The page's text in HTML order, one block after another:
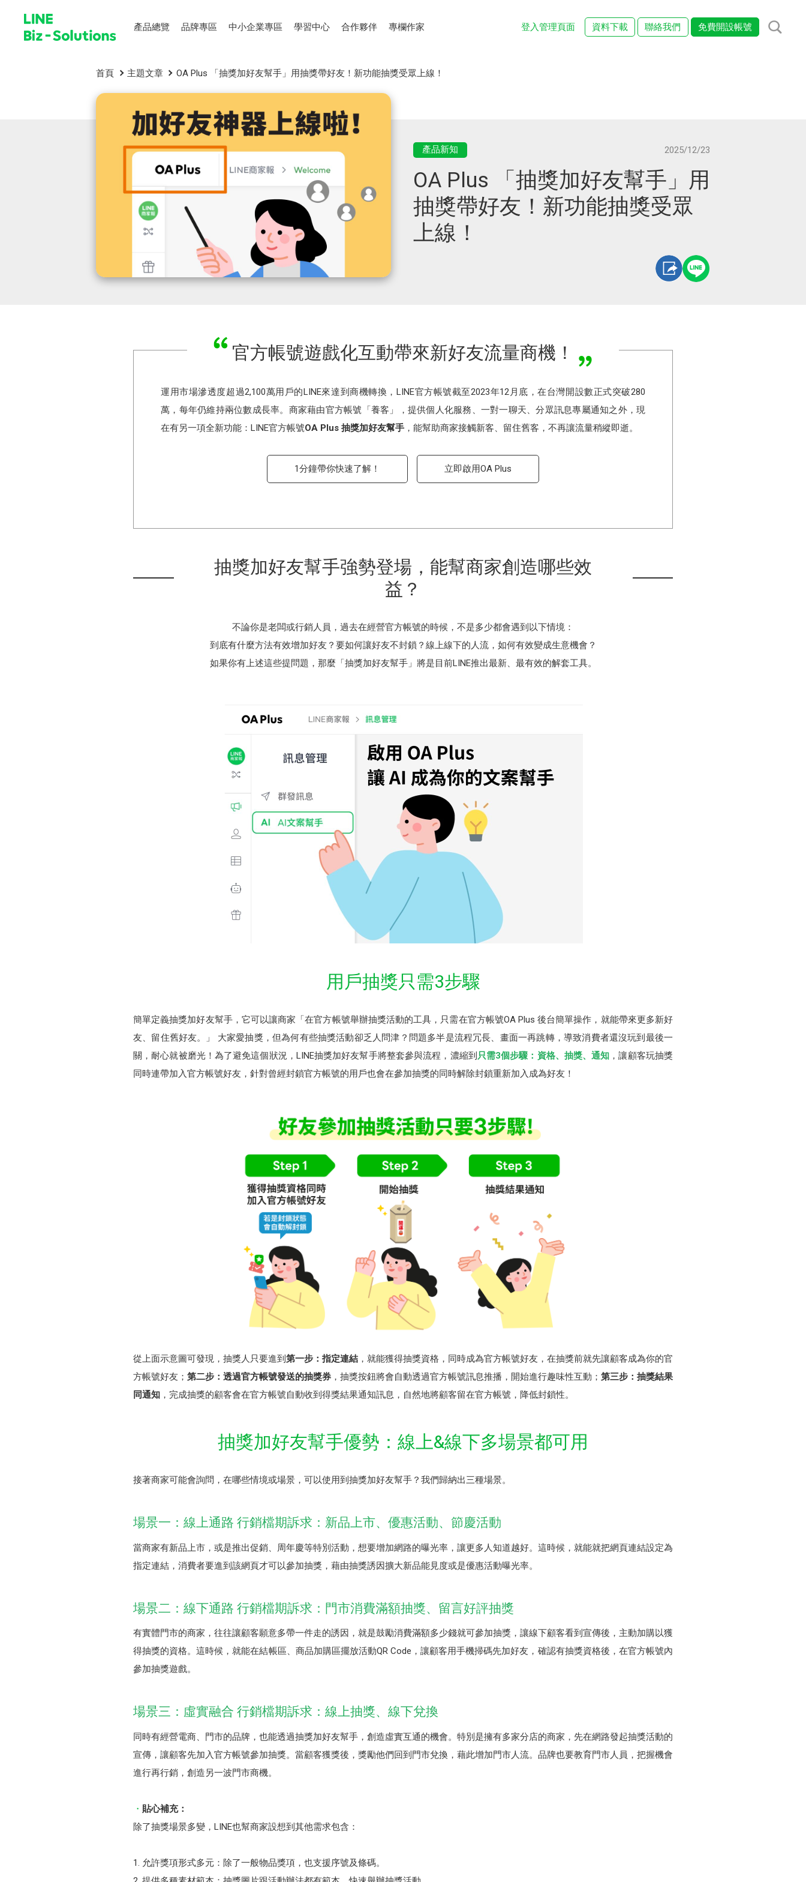
產品總覽 品牌專區 中小企業專區 學習中心 合作夥伴 專欄作家 登入管理頁面 資料下載 聯絡我們 免費開設帳號
首頁 主題文章 OA Plus 「抽獎加好友幫手」用抽獎帶好友！新功能抽獎受眾上線！
產品新知 2025/12/23
OA Plus 「抽獎加好友幫手」用
抽獎帶好友！新功能抽獎受眾
上線！
官方帳號遊戲化互動帶來新好友流量商機！
運用市場滲透度超過2,100萬用戶的LINE來達到商機轉換，LINE官方帳號截至2023年12月底，在台灣開設數正式突破280
萬，每年仍維持兩位數成長率。商家藉由官方帳號「養客」，提供個人化服務、一對一聊天、分眾訊息專屬通知之外，現
在有另一項全新功能：LINE官方帳號OA Plus 抽獎加好友幫手 ，能幫助商家接觸新客、留住舊客，不再讓流量稍縱即逝。
1分鐘帶你快速了解！ 立即啟用OA Plus
抽獎加好友幫手強勢登場，能幫商家創造哪些效
益？
不論你是老闆或行銷人員，過去在經營官方帳號的時候，不是多少都會遇到以下情境：
到底有什麼方法有效增加好友？要如何讓好友不封鎖？線上線下的人流，如何有效變成生意機會？
如果你有上述這些提問題，那麼「抽獎加好友幫手」將是目前LINE推出最新、最有效的解套工具。
用戶抽獎只需3步驟
簡單定義抽獎加好友幫手，它可以讓商家「在官方帳號舉辦抽獎活動的工具，只需在官方帳號OA Plus 後台簡單操作，就能帶來更多新好
友、留住舊好友。」 大家愛抽獎，但為何有些抽獎活動卻乏人問津？問題多半是流程冗長、畫面一再跳轉，導致消費者還沒玩到最後一
關，耐心就被磨光！為了避免這個狀況，LINE抽獎加好友幫手將整套參與流程，濃縮到 只需3個步驟：資格、抽獎、通知 ，讓顧客玩抽獎
同時連帶加入官方帳號好友，針對曾經封鎖官方帳號的用戶也會在參加抽獎的同時解除封鎖重新加入成為好友！
從上面示意圖可發現，抽獎人只要進到 第一步：指定連結 ，就能獲得抽獎資格，同時成為官方帳號好友，在抽獎前就先讓顧客成為你的官
方帳號好友； 第二步：透過官方帳號發送的抽獎券 ，抽獎按鈕將會自動透過官方帳號訊息推播，開始進行趣味性互動； 第三步：抽獎結果
同通知 ，完成抽獎的顧客會在官方帳號自動收到得獎結果通知訊息，自然地將顧客留在官方帳號，降低封鎖性。
抽獎加好友幫手優勢：線上&線下多場景都可用
接著商家可能會詢問，在哪些情境或場景，可以使用到抽獎加好友幫手？我們歸納出三種場景。
場景一：線上通路 行銷檔期訴求：新品上市、優惠活動、節慶活動
當商家有新品上市，或是推出促銷、周年慶等特別活動，想要增加網路的曝光率，讓更多人知道越好。這時候，就能就把網頁連結設定為
指定連結，消費者要進到該網頁才可以參加抽獎，藉由抽獎誘因擴大新品能見度或是優惠活動曝光率。
場景二：線下通路 行銷檔期訴求：門市消費滿額抽獎、留言好評抽獎
有實體門市的商家，往往讓顧客願意多帶一件走的誘因，就是鼓勵消費滿額多少錢就可參加抽獎，讓線下顧客看到宣傳後，主動加購以獲
得抽獎的資格。這時候，就能在結帳區、商品加購區擺放活動QR Code，讓顧客用手機掃碼先加好友，確認有抽獎資格後，在官方帳號內
參加抽獎遊戲。
場景三：虛實融合 行銷檔期訴求：線上抽獎、線下兌換
同時有經營電商、門市的品牌，也能透過抽獎加好友幫手，創造虛實互通的機會。特別是擁有多家分店的商家，先在網路發起抽獎活動的
宣傳，讓顧客先加入官方帳號參加抽獎。當顧客獲獎後，獎勵他們回到門市兌換，藉此增加門市人流。品牌也要教育門市人員，把握機會
進行再行銷，創造另一波門市商機。
貼心補充：
除了抽獎場景多變，LINE也幫商家設想到其他需求包含：
允許獎項形式多元：除了一般物品獎項，也支援序號及條碼。